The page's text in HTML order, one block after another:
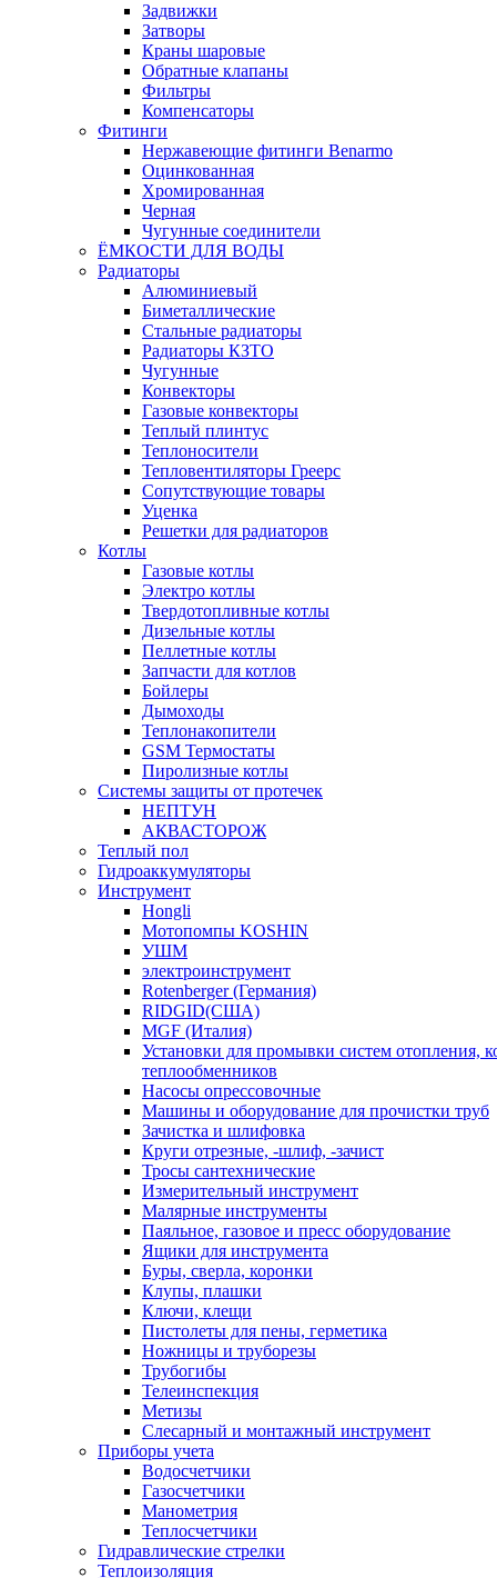
Задвижки
Затворы
Краны шаровые
Обратные клапаны
Фильтры
Компенсаторы
Фитинги
Нержавеющие фитинги Benarmo
Оцинкованная
Хромированная
Черная
Чугунные соединители
ЁМКОСТИ ДЛЯ ВОДЫ
Радиаторы
Алюминиевый
Биметаллические
Стальные радиаторы
Радиаторы КЗТО
Чугунные
Конвекторы
Газовые конвекторы
Теплый плинтус
Теплоносители
Тепловентиляторы Греерс
Сопутствующие товары
Уценка
Решетки для радиаторов
Котлы
Газовые котлы
Электро котлы
Твердотопливные котлы
Дизельные котлы
Пеллетные котлы
Запчасти для котлов
Бойлеры
Дымоходы
Теплонакопители
GSM Термостаты
Пиролизные котлы
Системы защиты от протечек
НЕПТУН
АКВАСТОРОЖ
Теплый пол
Гидроаккумуляторы
Инструмент
Hongli
Мотопомпы KOSHIN
УШМ
электроинструмент
Rotenberger (Германия)
RIDGID(США)
MGF (Италия)
Установки для промывки систем отопления,
теплообменников
Насосы опрессовочные
Машины и оборудование для прочистки труб
Зачистка и шлифовка
Круги отрезные, -шлиф, -зачист
Тросы сантехнические
Измерительный инструмент
Малярные инструменты
Паяльное, газовое и пресс оборудование
Ящики для инструмента
Буры, сверла, коронки
Клупы, плашки
Ключи, клещи
Пистолеты для пены, герметика
Ножницы и труборезы
Трубогибы
Телеинспекция
Метизы
Слесарный и монтажный инструмент
Приборы учета
Водосчетчики
Газосчетчики
Манометрия
Теплосчетчики
Гидравлические стрелки
Теплоизоляция